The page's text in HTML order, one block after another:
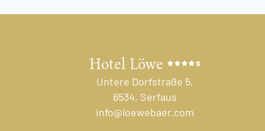
Hotel Löwe s
Untere Dorfstraße 5,
6534, Serfaus
info@loewebaer.com